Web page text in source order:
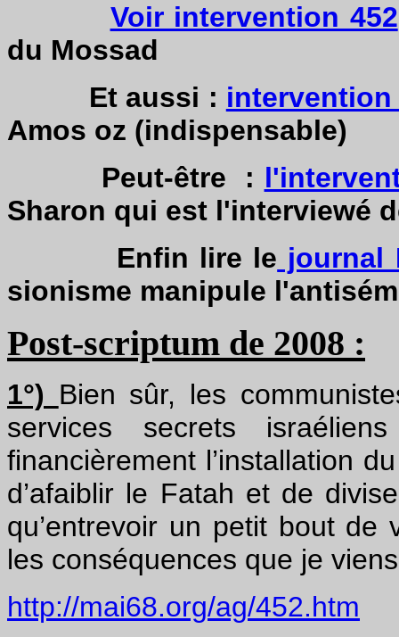
Voir intervention 452
du Mossad
Et aussi : intervention
Amos oz (indispensable)
Peut-être :
Sharon qui est l'interviewé
Enfin lire le journal
sionisme manipule
Post-scriptum de 2008 :
1°) Bien sûr, les
services secrets
financièrement l’installation
d’afaiblir le Fatah et de
qu’entrevoir un petit bout de
les conséquences que je
http://mai68.org/ag/452.htm